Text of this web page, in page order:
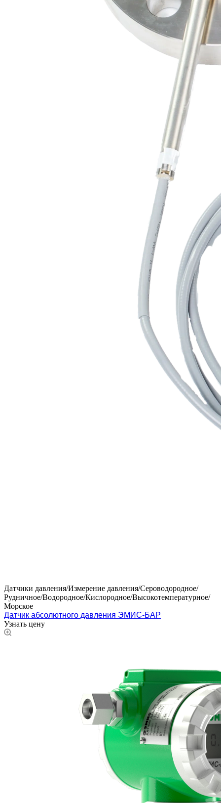
Датчики давления/Измерение давления/Сероводородное/
Рудничное/Водородное/Кислородное/Высокотемпературное/
Морское
Датчик абсолютного давления ЭМИС-БАР
Узнать цену